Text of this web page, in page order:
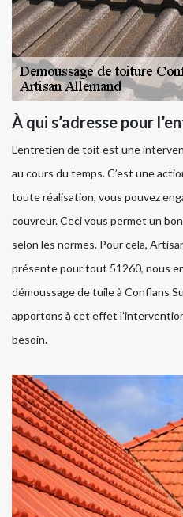
À qui s’adresse pour
L’entretien de toit est une
au cours du temps. C’est une
toute réalisation, vous pouvez
couvreur. Ceci vous permet un
selon les normes. Pour cela,
présente pour tout 51260, nous
démoussage de tuile à Conflans
apportons à cet effet
besoin.